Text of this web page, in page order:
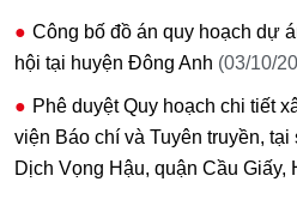
Công bố đồ án quy hoạch dự
hội tại huyện Đông Anh (03/10/
Phê duyệt Quy hoạch chi tiết
viện Báo chí và Tuyên truyền,
Dịch Vọng Hậu, quận Cầu Giấy,